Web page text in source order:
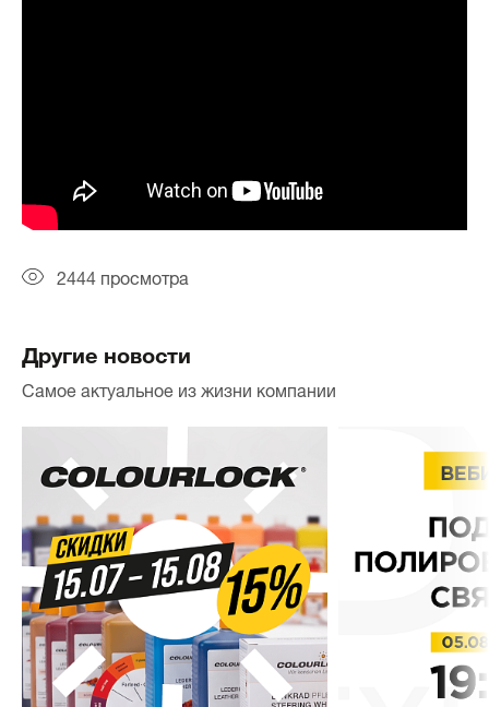
2444 просмотра
Другие новости
Самое актуальное из жизни компании